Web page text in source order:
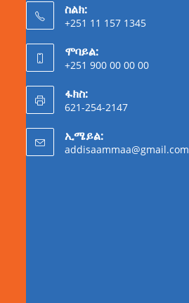
ስልክ:
+251 11 157 1345
ሞባይል:
+251 900 00 00 00
ፋክስ:
621-254-2147
ኢሜይል:
addisaammaa@gmail.com